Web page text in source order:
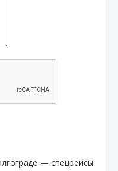
— спецрейсы